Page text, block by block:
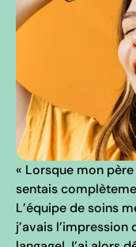
« Lorsque mon
sentais
L’équipe de soins
j’avais